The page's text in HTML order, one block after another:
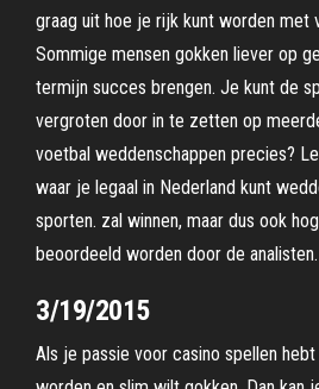
graag uit hoe je rijk kunt worden met
Sommige mensen gokken liever op
termijn succes brengen. Je kunt de
vergroten door in te zetten op
voetbal weddenschappen precies?
waar je legaal in Nederland kunt
sporten. zal winnen, maar dus ook
beoordeeld worden door de
3/19/2015
Als je passie voor casino spellen